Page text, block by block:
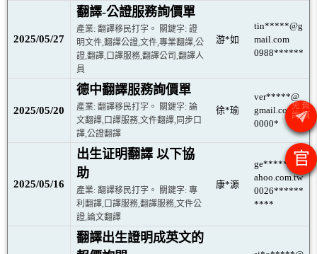
2025/05/27
翻譯-公證服務詢價單
產業: 翻譯移民打字。 關鍵字: 證
明文件,翻譯公證,文件,專業翻譯,公
證,翻譯,口譯服務,翻譯公司,翻譯人
員
游*如
tin*****@g
mail.com
0988******
2025/05/20
德中翻譯服務詢價單
產業: 翻譯移民打字。 關鍵字: 論
文翻譯,口譯服務,文件翻譯,同步口
譯,公證翻譯
徐*瑜
ver*****@
gmail.com
0000*
2025/05/16
出生证明翻譯 以下協
助
產業: 翻譯移民打字。 關鍵字: 專
利翻譯,口譯服務,翻譯服務,文件公
證,論文翻譯
康*源
ge*****@y
ahoo.com.tw
0026******
****
翻譯出生證明成英文的
官